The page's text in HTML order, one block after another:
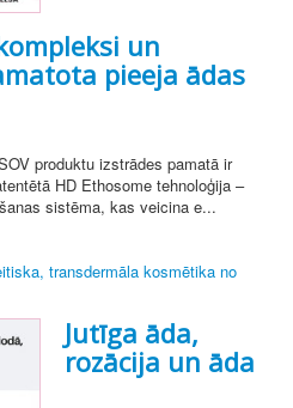
un
pieeja ādas
produktu izstrādes pamatā ir
HD Ethosome tehnoloģija –
sistēma, kas veicina e...
transdermāla kosmētika no
Jutīga āda,
rozācija un āda